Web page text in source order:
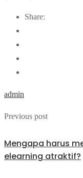
Share:
admin
Previous post
Mengapa harus
elearning atraktif?